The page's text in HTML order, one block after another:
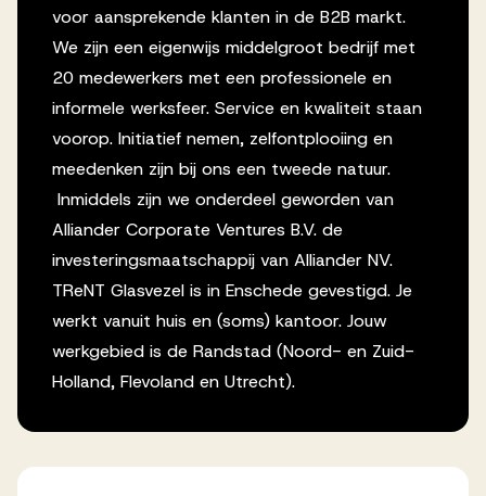
voor aansprekende klanten in de B2B markt.
We zijn een eigenwijs middelgroot bedrijf met
20 medewerkers met een professionele en
informele werksfeer. Service en kwaliteit staan
voorop. Initiatief nemen, zelfontplooiing en
meedenken zijn bij ons een tweede natuur.
Inmiddels zijn we onderdeel geworden van
Alliander Corporate Ventures B.V. de
investeringsmaatschappij van Alliander NV.
TReNT Glasvezel is in Enschede gevestigd. Je
werkt vanuit huis en (soms) kantoor. Jouw
werkgebied is de Randstad (Noord- en Zuid-
Holland, Flevoland en Utrecht).